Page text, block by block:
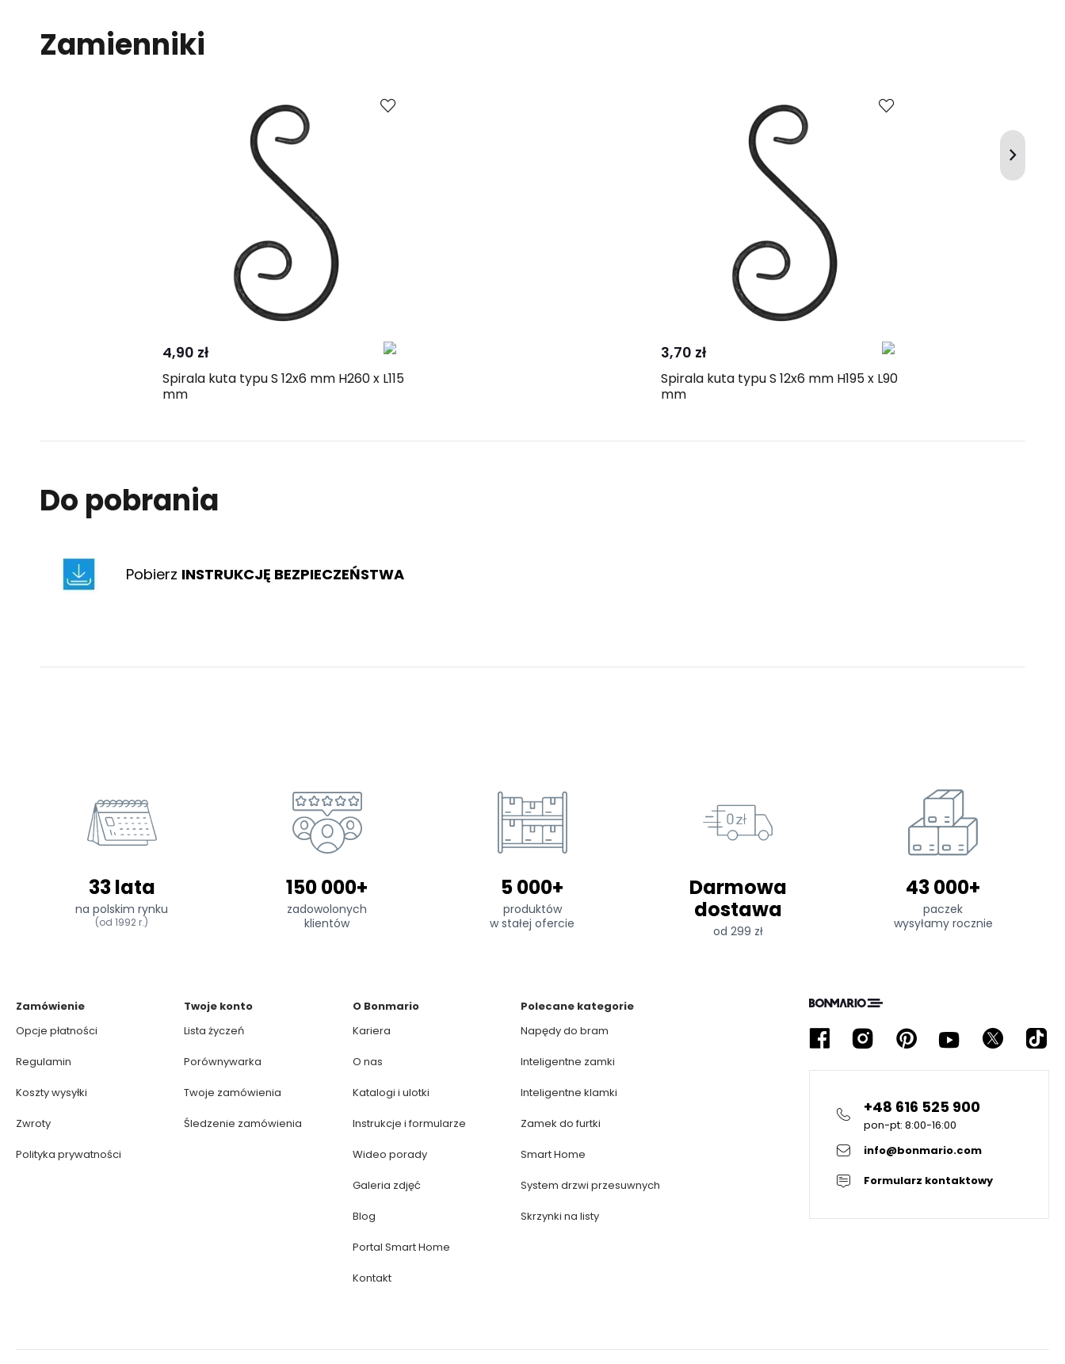
Zamienniki
Porównaj
4,90 zł
Spirala kuta typu S 12x6 mm H260 x L115
mm
Porównaj
3,70 zł
Spirala kuta typu S 12x6 mm H195 x L90
mm
Do pobrania
Pobierz INSTRUKCJĘ BEZPIECZEŃSTWA
33 lata
na polskim rynku
(od 1992 r.)
150 000+
zadowolonych
klientów
5 000+
produktów
w stałej ofercie
Darmowa
dostawa
od 299 zł
43 000+
paczek
wysyłamy rocznie
+48 616 525 900
pon-pt: 8:00-16:00
info@bonmario.com
Formularz kontaktowy
Zamówienie
Opcje płatności
Regulamin
Koszty wysyłki
Zwroty
Polityka prywatności
Twoje konto
Lista życzeń
Porównywarka
Twoje zamówienia
Śledzenie zamówienia
O Bonmario
Kariera
O nas
Katalogi i ulotki
Instrukcje i formularze
Wideo porady
Galeria zdjęć
Blog
Portal Smart Home
Kontakt
Polecane kategorie
Napędy do bram
Inteligentne zamki
Inteligentne klamki
Zamek do furtki
Smart Home
System drzwi przesuwnych
Skrzynki na listy